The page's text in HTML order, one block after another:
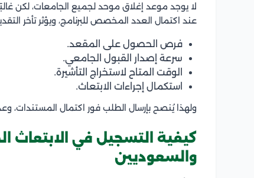
لا يوجد موعد إغلاق موحد لجميع الجامعات، لكن
عند اكتمال العدد المخصص للبرنامج، ويؤثر تأخر
فرص الحصول على المقعد.
سرعة إصدار القبول الجامعي.
الوقت المتاح لاستخراج التأشيرة.
استكمال إجراءات الابتعاث.
ولهذا يُنصح بإرسال الطلب فور اكتمال المستندات،
كيفية التسجيل في الابتعاث
والسعوديين